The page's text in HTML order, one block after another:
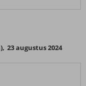
, 23 augustus 2024